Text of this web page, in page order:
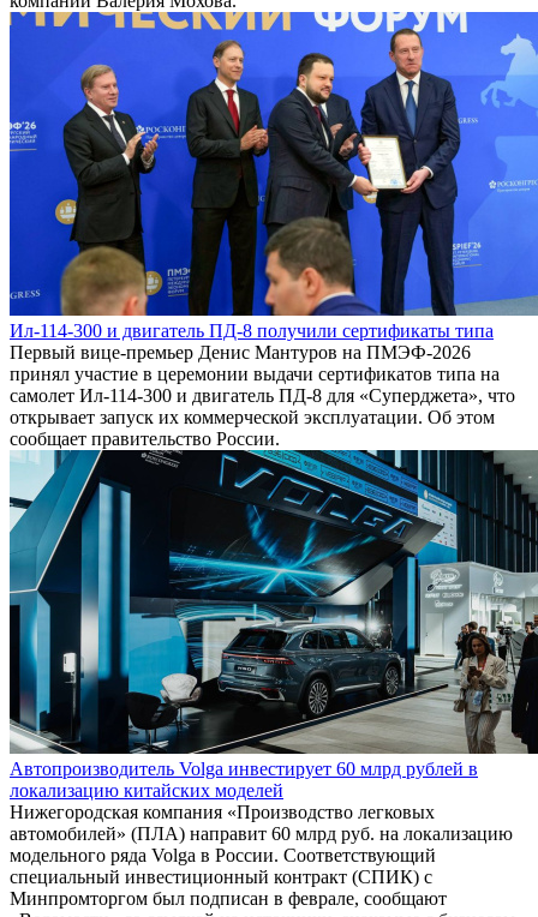
Ил-114-300 и двигатель ПД-8 получили сертификаты типа
Первый вице-премьер Денис Мантуров на ПМЭФ-2026
принял участие в церемонии выдачи сертификатов типа на
самолет Ил-114-300 и двигатель ПД-8 для «Суперджета», что
открывает запуск их коммерческой эксплуатации. Об этом
сообщает правительство России.
Автопроизводитель Volga инвестирует 60 млрд рублей в
локализацию китайских моделей
Нижегородская компания «Производство легковых
автомобилей» (ПЛА) направит 60 млрд руб. на локализацию
модельного ряда Volga в России. Соответствующий
специальный инвестиционный контракт (СПИК) с
Минпромторгом был подписан в феврале, сообщают